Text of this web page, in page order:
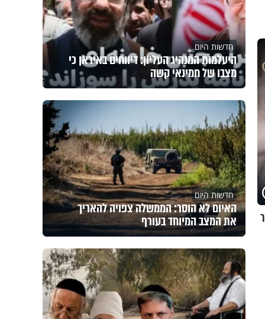
חדשות היום
היעלמות המנהיג העליון: דיווחים באיראן כי
מצבו של חמינאי קשה
חדשות היום
האיום לא הוסר: הממשלה צפויה להאריך
את המצב המיוחד בעורף